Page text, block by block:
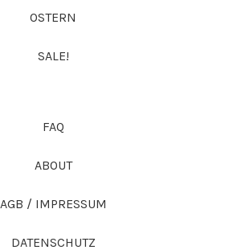
OSTERN
SALE!
FAQ
ABOUT
AGB / IMPRESSUM
DATENSCHUTZ